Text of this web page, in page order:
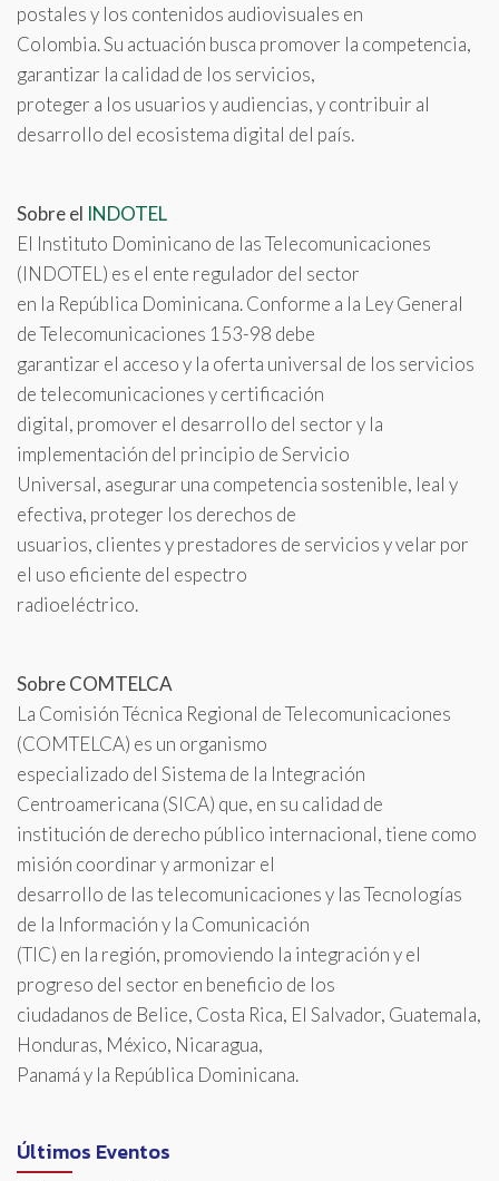
postales y los contenidos audiovisuales en
Colombia. Su actuación busca promover la competencia,
garantizar la calidad de los servicios,
proteger a los usuarios y audiencias, y contribuir al
desarrollo del ecosistema digital del país.
Sobre el INDOTEL
El Instituto Dominicano de las Telecomunicaciones
(INDOTEL) es el ente regulador del sector
en la República Dominicana. Conforme a la Ley General
de Telecomunicaciones 153-98 debe
garantizar el acceso y la oferta universal de los servicios
de telecomunicaciones y certificación
digital, promover el desarrollo del sector y la
implementación del principio de Servicio
Universal, asegurar una competencia sostenible, leal y
efectiva, proteger los derechos de
usuarios, clientes y prestadores de servicios y velar por
el uso eficiente del espectro
radioeléctrico.
Sobre COMTELCA
La Comisión Técnica Regional de Telecomunicaciones
(COMTELCA) es un organismo
especializado del Sistema de la Integración
Centroamericana (SICA) que, en su calidad de
institución de derecho público internacional, tiene como
misión coordinar y armonizar el
desarrollo de las telecomunicaciones y las Tecnologías
de la Información y la Comunicación
(TIC) en la región, promoviendo la integración y el
progreso del sector en beneficio de los
ciudadanos de Belice, Costa Rica, El Salvador, Guatemala,
Honduras, México, Nicaragua,
Panamá y la República Dominicana.
Últimos Eventos